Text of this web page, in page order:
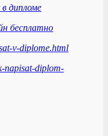
дипломе
бесплатно
v-diplome.html
napisat-diplom-